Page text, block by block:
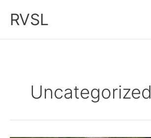
naar
inhoud
RVSL
Uncategorized